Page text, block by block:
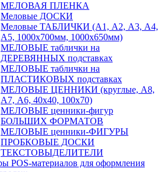
МЕЛОВАЯ ПЛЕНКА
Меловые ДОСКИ
Меловые ТАБЛИЧКИ (А1, А2, А3, А4,
А5, 1000х700мм, 1000х650мм)
МЕЛОВЫЕ таблички на
ДЕРЕВЯННЫХ подставках
МЕЛОВЫЕ таблички на
ПЛАСТИКОВЫХ подставках
МЕЛОВЫЕ ЦЕННИКИ (круглые, А8,
А7, А6, 40х40, 100х70)
МЕЛОВЫЕ ценники-фигур
БОЛЬШИХ ФОРМАТОВ
МЕЛОВЫЕ ценники-ФИГУРЫ
ПРОБКОВЫЕ ДОСКИ
ТЕКСТОВЫДЕЛИТЕЛИ
POS-материалов для оформления